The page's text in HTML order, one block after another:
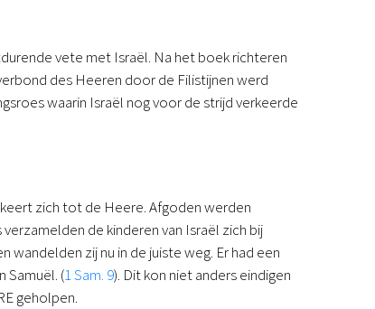
vete met Israël. Na het boek richteren
des Heeren door de Filistijnen werd
waarin Israël nog voor de strijd verkeerde
zich tot de Heere. Afgoden werden
verzamelden de kinderen van Israël zich bij
zij nu in de juiste weg. Er had een
Samuël. (1 Sam. 9). Dit kon niet anders eindigen
geholpen.